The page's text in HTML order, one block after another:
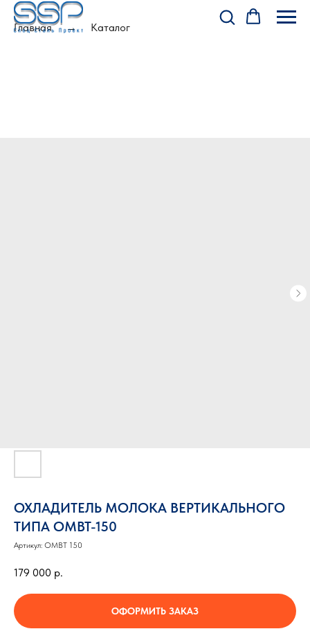
Главная Каталог
ОХЛАДИТЕЛЬ МОЛОКА ВЕРТИКАЛЬНОГО
ТИПА ОМВТ-150
Артикул: ОМВТ 150
179 000 р.
ОФОРМИТЬ ЗАКАЗ